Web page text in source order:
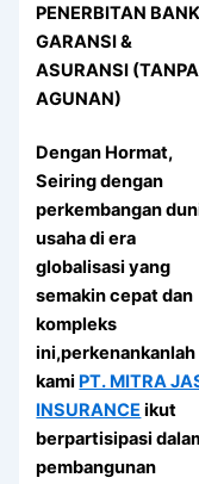
PENERBITAN BANK
GARANSI &
ASURANSI (TANPA
AGUNAN)
Dengan Hormat,
Seiring dengan
perkembangan
usaha di era
globalisasi yang
semakin cepat dan
kompleks
ini,perkenankanlah
kami PT. MITRA
INSURANCE ikut
berpartisipasi
pembangunan